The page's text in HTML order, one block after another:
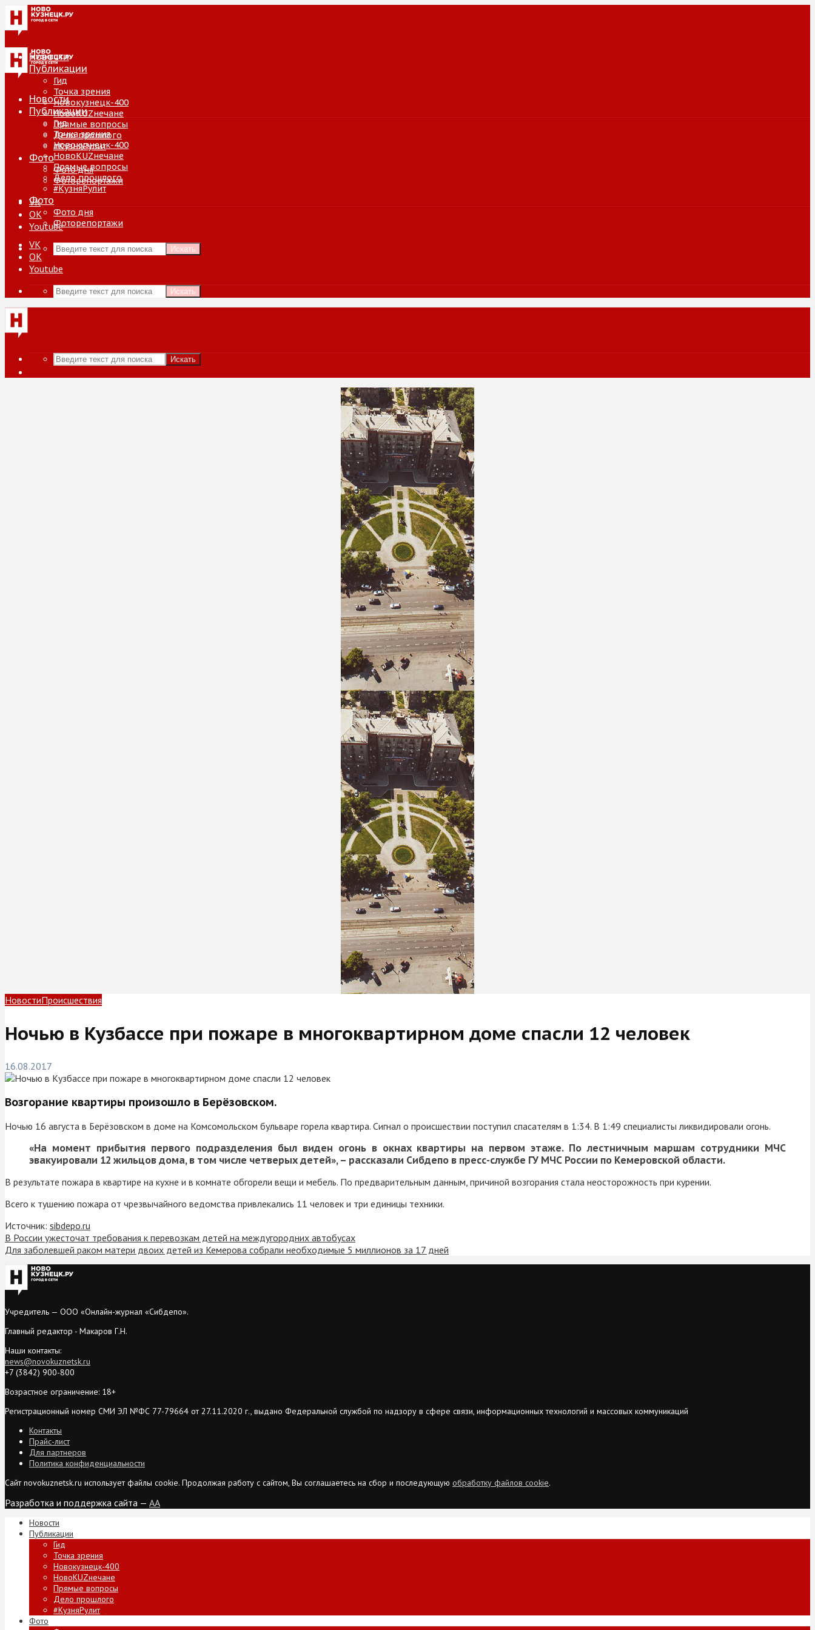
Новости
Публикации
Гид
Точка зрения
Новокузнецк-400
НовоKUZнечане
Прямые вопросы
Дело прошлого
#КузняРулит
Фото
Фото дня
Фоторепортажи
VK
ОК
Youtube
Искать
Новости
Публикации
Гид
Точка зрения
Новокузнецк-400
НовоKUZнечане
Прямые вопросы
Дело прошлого
#КузняРулит
Фото
Фото дня
Фоторепортажи
VK
ОК
Youtube
Искать
Искать
НовостиПроисшествия
Ночью в Кузбассе при пожаре в многоквартирном доме спасли 12 человек
16.08.2017
Возгорание квартиры произошло в Берёзовском.
Ночью 16 августа в Берёзовском в доме на Комсомольском бульваре горела квартира. Сигнал о происшествии поступил спасателям в 1:34. В 1:49 специалисты ликвидировали огонь.
«На момент прибытия первого подразделения был виден огонь в окнах квартиры на первом этаже. По лестничным маршам сотрудники МЧС
эвакуировали 12 жильцов дома, в том числе четверых детей», – рассказали Сибдепо в пресс-службе ГУ МЧС России по Кемеровской области.
В результате пожара в квартире на кухне и в комнате обгорели вещи и мебель. По предварительным данным, причиной возгорания стала неосторожность при курении.
Всего к тушению пожара от чрезвычайного ведомства привлекались 11 человек и три единицы техники.
Источник: sibdepo.ru
В России ужесточат требования к перевозкам детей на междугородних автобусах
Для заболевшей раком матери двоих детей из Кемерова собрали необходимые 5 миллионов за 17 дней
Учредитель — ООО «Онлайн-журнал «Сибдепо».
Главный редактор - Макаров Г.Н.
Наши контакты:
news@novokuznetsk.ru
+7 (3842) 900-800
Возрастное ограничение: 18+
Регистрационный номер СМИ ЭЛ №ФС 77-79664 от 27.11.2020 г., выдано Федеральной службой по надзору в сфере связи, информационных технологий и массовых коммуникаций
Контакты
Прайс-лист
Для партнеров
Политика конфиденциальности
Сайт novokuznetsk.ru использует файлы cookie. Продолжая работу с сайтом, Вы соглашаетесь на сбор и последующую обработку файлов cookie.
Разработка и поддержка сайта — AA
Новости
Публикации
Гид
Точка зрения
Новокузнецк-400
НовоKUZнечане
Прямые вопросы
Дело прошлого
#КузняРулит
Фото